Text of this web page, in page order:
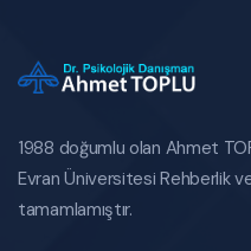
1988 doğumlu olan Ahmet
Evran Üniversitesi Rehberlik
tamamlamıştır.